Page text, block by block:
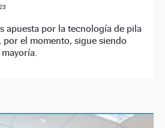
apuesta por la tecnología de pila
el momento, sigue siendo